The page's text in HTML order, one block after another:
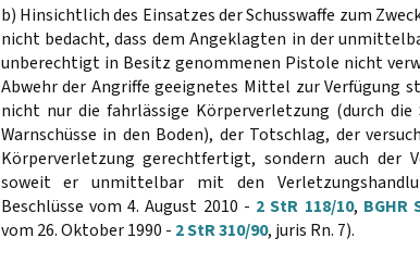
b) Hinsichtlich des Einsatzes der Schusswaffe zum
nicht bedacht, dass dem Angeklagten in der
unberechtigt in Besitz genommenen Pistole nicht
Abwehr der Angriffe geeignetes Mittel zur Verfügung
nicht nur die fahrlässige Körperverletzung (durch
Warnschüsse in den Boden), der Totschlag, der
Körperverletzung gerechtfertigt, sondern auch der
soweit er unmittelbar mit den
Beschlüsse vom 4. August 2010 - 2 StR 118/10,
vom 26. Oktober 1990 - 2 StR 310/90, juris Rn. 7).